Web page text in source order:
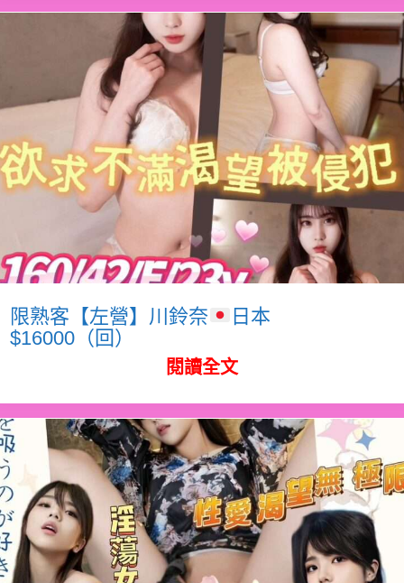
限熟客【左營】川鈴奈
日本
$16000（回）
閱讀全文